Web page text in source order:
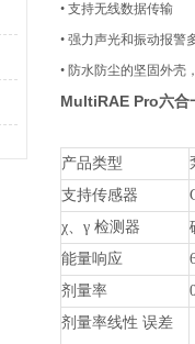
• 支持无线数据传输
• 强力声光和振动报警
• 防水防尘的坚固外壳
MultiRAE Pro六合
产品类型
支持传感器
χ、γ 检测器
能量响应
剂量率
剂量率线性 误差